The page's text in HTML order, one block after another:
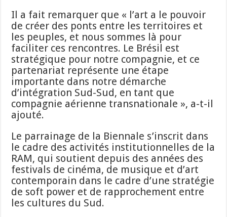
Il a fait remarquer que « l’art a le pouvoir
de créer des ponts entre les territoires et
les peuples, et nous sommes là pour
faciliter ces rencontres. Le Brésil est
stratégique pour notre compagnie, et ce
partenariat représente une étape
importante dans notre démarche
d’intégration Sud-Sud, en tant que
compagnie aérienne transnationale », a-t-il
ajouté.
Le parrainage de la Biennale s’inscrit dans
le cadre des activités institutionnelles de la
RAM, qui soutient depuis des années des
festivals de cinéma, de musique et d’art
contemporain dans le cadre d’une stratégie
de soft power et de rapprochement entre
les cultures du Sud.